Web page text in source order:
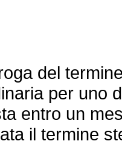
del
per uno
entro un
il termine